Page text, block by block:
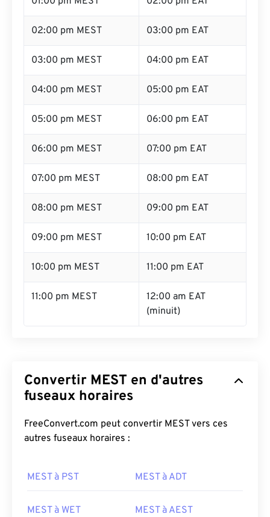
02:00 pm MEST 03:00 pm EAT
03:00 pm MEST 04:00 pm EAT
04:00 pm MEST 05:00 pm EAT
05:00 pm MEST 06:00 pm EAT
06:00 pm MEST 07:00 pm EAT
07:00 pm MEST 08:00 pm EAT
08:00 pm MEST 09:00 pm EAT
09:00 pm MEST 10:00 pm EAT
10:00 pm MEST 11:00 pm EAT
11:00 pm MEST
12:00 am EAT
(minuit)
Convertir MEST en d'autres
fuseaux horaires
FreeConvert.com peut convertir MEST vers ces
autres fuseaux horaires :
MEST à PST MEST à ADT
MEST à WET MEST à AEST